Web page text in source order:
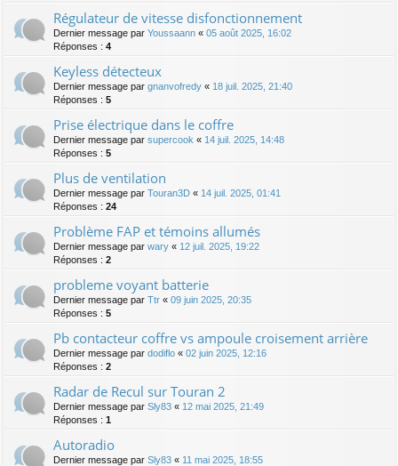
Régulateur de vitesse disfonctionnement
Dernier message par Youssaann « 05 août 2025, 16:02
Réponses : 4
Keyless détecteux
Dernier message par gnanvofredy « 18 juil. 2025, 21:40
Réponses : 5
Prise électrique dans le coffre
Dernier message par supercook « 14 juil. 2025, 14:48
Réponses : 5
Plus de ventilation
Dernier message par Touran3D « 14 juil. 2025, 01:41
Réponses : 24
Problème FAP et témoins allumés
Dernier message par wary « 12 juil. 2025, 19:22
Réponses : 2
probleme voyant batterie
Dernier message par Ttr « 09 juin 2025, 20:35
Réponses : 5
Pb contacteur coffre vs ampoule croisement arrière
Dernier message par dodiflo « 02 juin 2025, 12:16
Réponses : 2
Radar de Recul sur Touran 2
Dernier message par Sly83 « 12 mai 2025, 21:49
Réponses : 1
Autoradio
Dernier message par Sly83 « 11 mai 2025, 18:55